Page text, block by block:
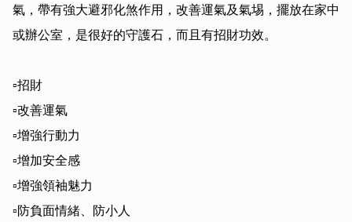
氣，帶有強大避邪化煞作用，改善運氣及氣埸，擺放在家中
或辦公室，是很好的守護石，而且有招財功效。
▫️招財
▫️改善運氣
▫️增強行動力
▫️增加安全感
▫️增強領袖魅力
▫️防負面情緒、防小人